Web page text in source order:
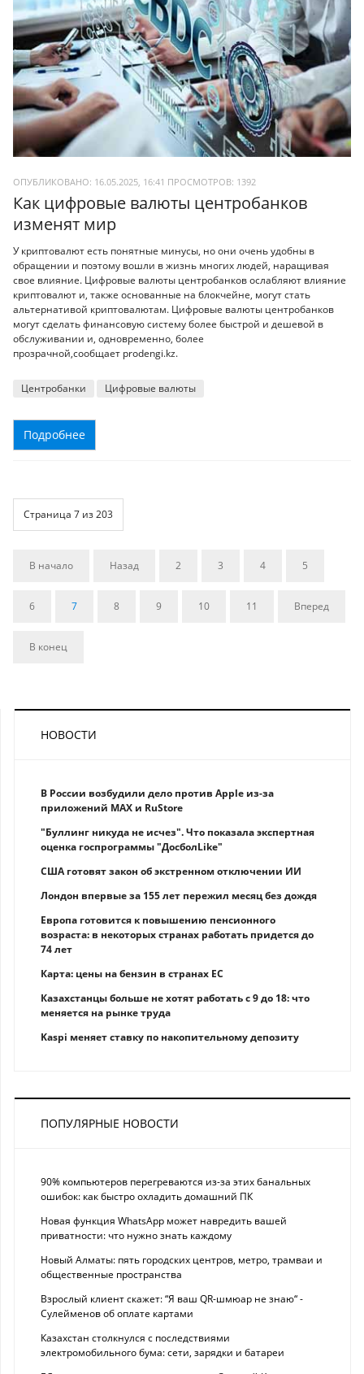
ОПУБЛИКОВАНО: 16.05.2025, 16:41 ПРОСМОТРОВ: 1392
Как цифровые валюты центробанков
изменят мир
У криптовалют есть понятные минусы, но они очень удобны в
обращении и поэтому вошли в жизнь многих людей, наращивая
свое влияние. Цифровые валюты центробанков ослабляют влияние
криптовалют и, также основанные на блокчейне, могут стать
альтернативой криптовалютам. Цифровые валюты центробанков
могут сделать финансовую систему более быстрой и дешевой в
обслуживании и, одновременно, более
прозрачной,сообщает prodengi.kz.
Центробанки Цифровые валюты
Подробнее
Страница 7 из 203
В начало Назад 2 3 4 5
6 7 8 9 10 11 Вперед
В конец
НОВОСТИ
В России возбудили дело против Apple из-за
приложений MAX и RuStore
"Буллинг никуда не исчез". Что показала экспертная
оценка госпрограммы "ДосболLike"
США готовят закон об экстренном отключении ИИ
Лондон впервые за 155 лет пережил месяц без дождя
Европа готовится к повышению пенсионного
возраста: в некоторых странах работать придется до
74 лет
Карта: цены на бензин в странах ЕС
Казахстанцы больше не хотят работать с 9 до 18: что
меняется на рынке труда
Kaspi меняет ставку по накопительному депозиту
ПОПУЛЯРНЫЕ НОВОСТИ
90% компьютеров перегреваются из-за этих банальных
ошибок: как быстро охладить домашний ПК
Новая функция WhatsApp может навредить вашей
приватности: что нужно знать каждому
Новый Алматы: пять городских центров, метро, трамваи и
общественные пространства
Взрослый клиент скажет: “Я ваш QR-шмюар не знаю“ -
Сулейменов об оплате картами
Казахстан столкнулся с последствиями
электромобильного бума: сети, зарядки и батареи